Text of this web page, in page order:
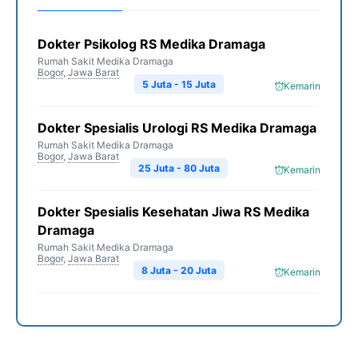
Dokter Psikolog RS Medika Dramaga
Rumah Sakit Medika Dramaga
Bogor, Jawa Barat
Kemarin
5 Juta - 15 Juta
Dokter Spesialis Urologi RS Medika Dramaga
Rumah Sakit Medika Dramaga
Bogor, Jawa Barat
Kemarin
25 Juta - 80 Juta
Dokter Spesialis Kesehatan Jiwa RS Medika
Dramaga
Rumah Sakit Medika Dramaga
Bogor, Jawa Barat
Kemarin
8 Juta - 20 Juta